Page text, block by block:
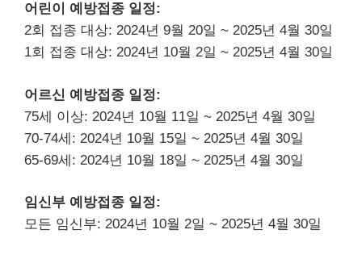
어린이 예방접종 일정:
2회 접종 대상: 2024년 9월 20일 ~ 2025년 4월 30일
1회 접종 대상: 2024년 10월 2일 ~ 2025년 4월 30일
어르신 예방접종 일정:
75세 이상: 2024년 10월 11일 ~ 2025년 4월 30일
70-74세: 2024년 10월 15일 ~ 2025년 4월 30일
65-69세: 2024년 10월 18일 ~ 2025년 4월 30일
임신부 예방접종 일정:
모든 임신부: 2024년 10월 2일 ~ 2025년 4월 30일